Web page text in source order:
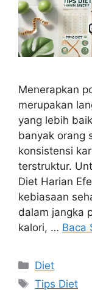
Menerapkan
merupakan
yang lebih
banyak orang
konsistensi
terstruktur.
Diet Harian
kebiasaan
dalam jangka
kalori, … Baca
Kategori
Diet
Tag
Tips Diet